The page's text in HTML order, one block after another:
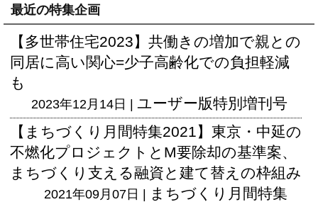
最近の特集企画
【多世帯住宅2023】共働きの増加で親との
同居に高い関心=少子高齢化での負担軽減
も
2023年12月14日 | ユーザー版特別増刊号
【まちづくり月間特集2021】東京・中延の
不燃化プロジェクトとM要除却の基準案、
まちづくり支える融資と建て替えの枠組み
2021年09月07日 |
まちづくり月間特集